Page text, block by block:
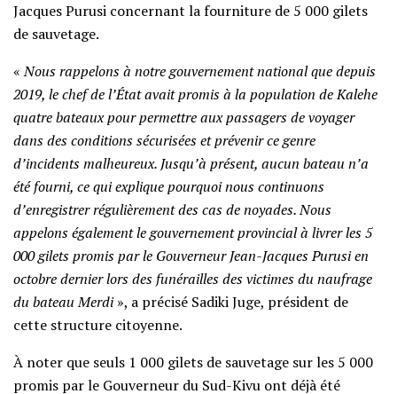
Jacques Purusi concernant la fourniture de 5 000 gilets
de sauvetage.
«Nous rappelons à notre gouvernement national que depuis
2019, le chef de l’État avait promis à la population de Kalehe
quatre bateaux pour permettre aux passagers de voyager
dans des conditions sécurisées et prévenir ce genre
d’incidents malheureux. Jusqu’à présent, aucun bateau n’a
été fourni, ce qui explique pourquoi nous continuons
d’enregistrer régulièrement des cas de noyades. Nous
appelons également le gouvernement provincial à livrer les 5
000 gilets promis par le Gouverneur Jean-Jacques Purusi en
octobre dernier lors des funérailles des victimes du naufrage
du bateau Merdi», a précisé Sadiki Juge, président de
cette structure citoyenne.
À noter que seuls 1 000 gilets de sauvetage sur les 5 000
promis par le Gouverneur du Sud-Kivu ont déjà été